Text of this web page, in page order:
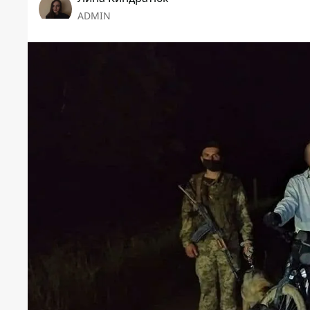
ADMIN